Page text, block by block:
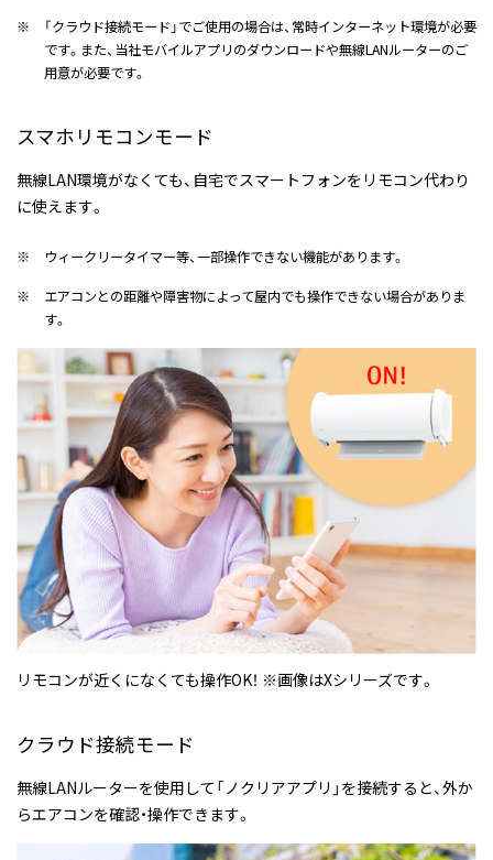
※
「クラウド接続モード」でご使用の場合は、常時インターネット環境が必要
です。また、当社モバイルアプリのダウンロードや無線LANルーターのご
用意が必要です。
スマホリモコンモード
無線LAN環境がなくても、自宅でスマートフォンをリモコン代わり
に使えます。
※
ウィークリータイマー等、一部操作できない機能があります。
※
エアコンとの距離や障害物によって屋内でも操作できない場合がありま
す。
リモコンが近くになくても操作OK！ ※画像はXシリーズです。
クラウド接続モード
無線LANルーターを使用して「ノクリアアプリ」を接続すると、外か
らエアコンを確認・操作できます。